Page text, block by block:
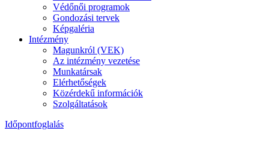
Védőnői programok
Gondozási tervek
Képgaléria
Intézmény
Magunkról (VEK)
Az intézmény vezetése
Munkatársak
Elérhetőségek
Közérdekű információk
Szolgáltatások
Időpontfoglalás